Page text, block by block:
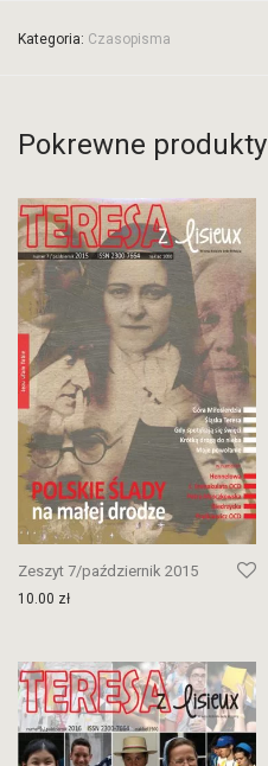
Kategoria: Czasopisma
Pokrewne produkty
Zeszyt 7/październik 2015
10.00 zł